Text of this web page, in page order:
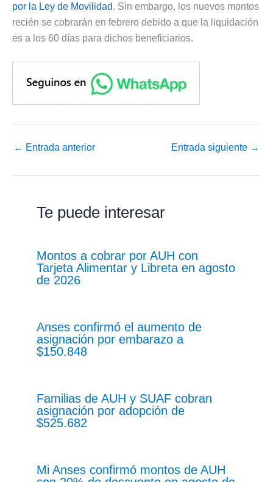
por la Ley de Movilidad. Sin embargo, los nuevos montos
recién se cobrarán en febrero debido a que la liquidación
es a los 60 días para dichos beneficiarios.
← Entrada anterior Entrada siguiente →
Te puede interesar
Montos a cobrar por AUH con
Tarjeta Alimentar y Libreta en agosto
de 2026
Anses confirmó el aumento de
asignación por embarazo a
$150.848
Familias de AUH y SUAF cobran
asignación por adopción de
$525.682
Mi Anses confirmó montos de AUH